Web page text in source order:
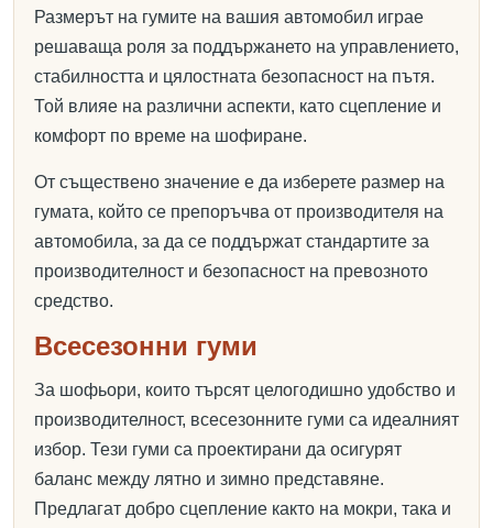
Размерът на гумите на вашия автомобил играе
решаваща роля за поддържането на управлението,
стабилността и цялостната безопасност на пътя.
Той влияе на различни аспекти, като сцепление и
комфорт по време на шофиране.
От съществено значение е да изберете размер на
гумата, който се препоръчва от производителя на
автомобила, за да се поддържат стандартите за
производителност и безопасност на превозното
средство.
Всесезонни гуми
За шофьори, които търсят целогодишно удобство и
производителност, всесезонните гуми са идеалният
избор. Тези гуми са проектирани да осигурят
баланс между лятно и зимно представяне.
Предлагат добро сцепление както на мокри, така и